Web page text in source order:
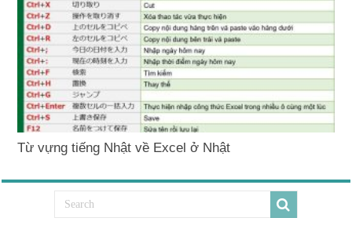
Từ vựng tiếng Nhật về Excel ở Nhật